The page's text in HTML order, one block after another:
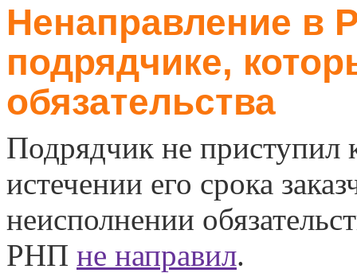
Ненаправление в
подрядчике,
обязательства
Подрядчик не приступил
истечении его срока
неисполнении
РНП не направил.